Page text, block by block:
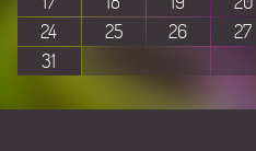
24
25 26 27
31